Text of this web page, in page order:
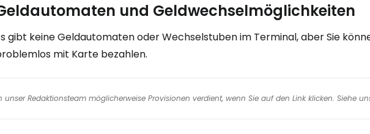
und Geldwechselmöglichkeiten
gibt keine Geldautomaten oder Wechselstuben im Terminal, aber Sie
mit Karte bezahlen.
Redaktionsteam möglicherweise Provisionen verdient, wenn Sie auf den Link klicken. Siehe